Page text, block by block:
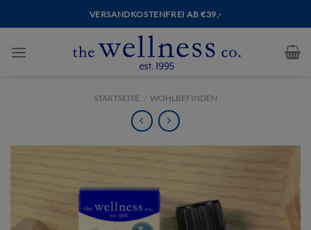
VERSANDKOSTENFREI AB €39,-
STARTSEITE / WOHLBEFINDEN
NEXT
PRODUCT:
TEEBAUMÖL
PREVIOUS
PRODUCT:
NIGHT